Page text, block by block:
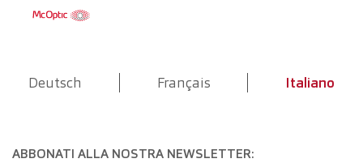
Deutsch Français Italiano
ABBONATI ALLA NOSTRA NEWSLETTER: